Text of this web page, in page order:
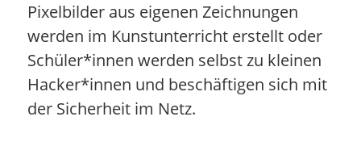
Pixelbilder aus eigenen Zeichnungen
werden im Kunstunterricht erstellt oder
Schüler*innen werden selbst zu kleinen
Hacker*innen und beschäftigen sich mit
der Sicherheit im Netz.